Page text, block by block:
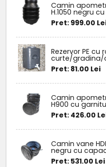
Camin
H.1050 negru
Pret: 999.00
Rezervor PE
curte/gradina/
Pret: 81.00 Lei
Camin
H900 cu
Pret: 426.00
Camin vane
negru cu
Pret: 531.00 Lei